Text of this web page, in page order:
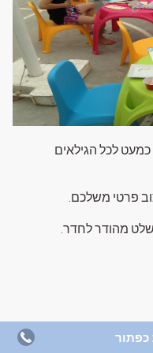
לכל הגילאים
פרטי משלכם.
מהודר לחדר.
כפתור